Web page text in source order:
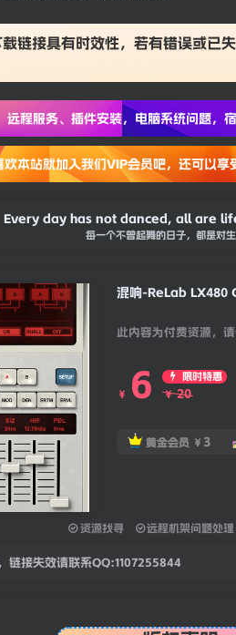
链接具有时效性，若有错误或已
远程服务、插件安装，电脑系统问题，
欢本站就加入我们VIP会员吧，还可以享
Every day has not danced, all are
每一个不曾起舞的日子，都是对
混响-ReLab LX480
此内容为付费资源，
￥ 6 限时特惠
￥ 20
黄金会员 ￥ 3
资源找寻 远程机架问题处理
链接失效请联系QQ:1107255844